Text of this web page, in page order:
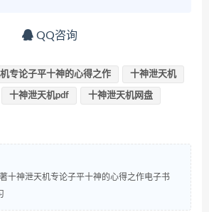
QQ咨询
专论子平十神的心得之作 十神泄天机
十神泄天机pdf 十神泄天机网盘
十神泄天机专论子平十神的心得之作电子书